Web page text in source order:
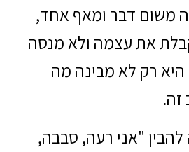
משום דבר ומאף אחד,
את עצמה ולא מנסה
רק לא מבינה מה
זה.
"אני רעה, סבבה,